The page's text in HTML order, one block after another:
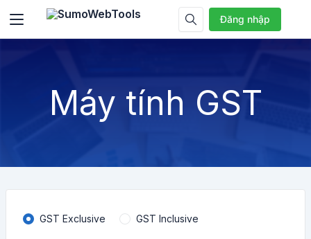
Đăng nhập
Máy tính GST
GST Exclusive GST Inclusive